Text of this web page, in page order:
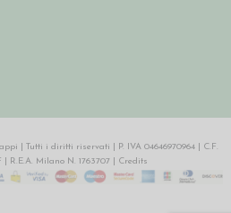
| Tutti i diritti riservati | P. IVA 04646970964 | C.F.
R.E.A. Milano N. 1763707 | Credits